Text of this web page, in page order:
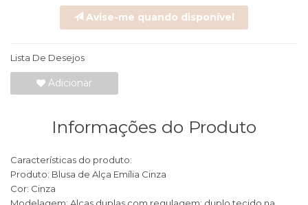
Avise-me quando disponível
Lista De Desejos
Adicionar
Informações do Produto
Características do produto:
Produto: Blusa de Alça Emília Cinza
Cor: Cinza